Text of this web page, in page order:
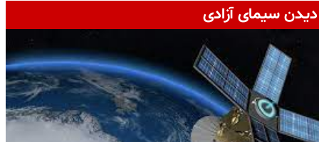
سیمای آزادی